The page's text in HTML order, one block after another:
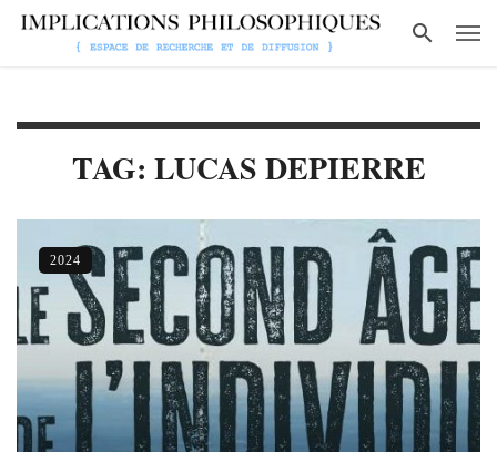
TAG: LUCAS DEPIERRE
2024